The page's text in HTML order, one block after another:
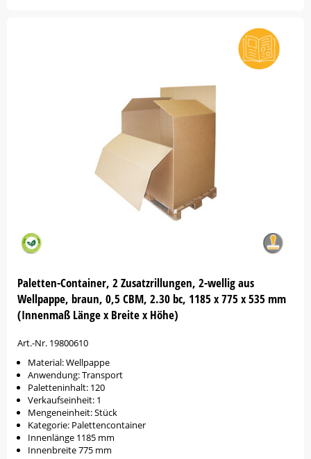
Paletten-Container, 2 Zusatzrillungen, 2-wellig aus
Wellpappe, braun, 0,5 CBM, 2.30 bc, 1185 x 775 x 535 mm
(Innenmaß Länge x Breite x Höhe)
Art.-Nr. 19800610
Material: Wellpappe
Anwendung: Transport
Paletteninhalt: 120
Verkaufseinheit: 1
Mengeneinheit: Stück
Kategorie: Palettencontainer
Innenlänge 1185 mm
Innenbreite 775 mm